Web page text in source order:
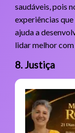
saudáveis, pois
experiências
ajuda a
lidar melhor
8. Justiça